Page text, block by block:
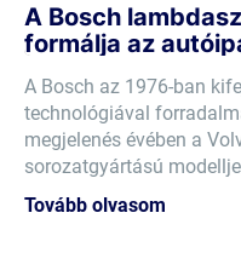
A Bosch
formálja az
A Bosch az 1976-ban
technológiával
megjelenés évében a
sorozatgyártású
Tovább olvasom